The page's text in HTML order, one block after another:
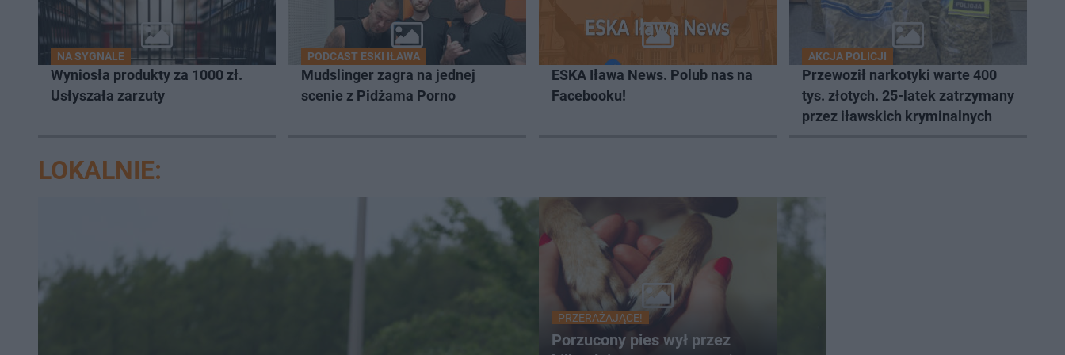
NA SYGNALE
Wyniosła produkty za 1000 zł.
Usłyszała zarzuty
PODCAST ESKI IŁAWA
Mudslinger zagra na jednej
scenie z Pidżama Porno
ESKA Iława News. Polub nas na
Facebooku!
AKCJA POLICJI
Przewoził narkotyki warte 400
tys. złotych. 25-latek zatrzymany
przez iławskich kryminalnych
LOKALNIE:
PRZERAŻAJĄCE!
Porzucony pies wył przez